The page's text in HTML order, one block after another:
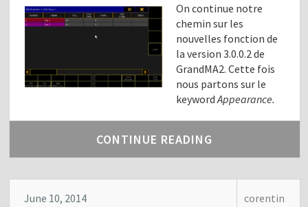
On continue notre
chemin sur les
nouvelles fonction de
la version 3.0.0.2 de
GrandMA2. Cette fois
nous partons sur le
keywordAppearance.
CONTINUE READING
June 10, 2014 corentin